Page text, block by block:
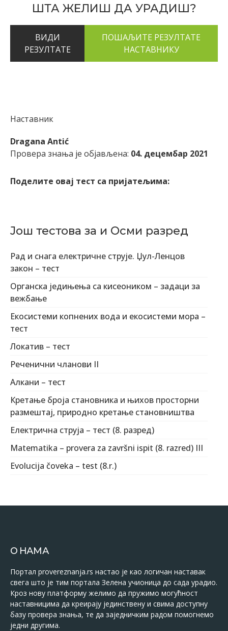
ШТА ЖЕЛИШ ДА УРАДИШ?
ВИДИ
РЕЗУЛТАТЕ
Наставник
Dragana Antić
Провера знања је објављена: 04. децембар 2021
Поделите овај тест са пријатељима:
Још тестова за и Осми разред
Рад и снага електричне струје. Џул-Ленцов
закон – тест
Органска једињења са кисеоником – задаци за
вежбање
Екосистеми копнених вода и екосистеми мора –
тест
Локатив – тест
Реченични чланови II
Алкани – тест
Кретање броја становника и њихов просторни
размештај, природно кретање становништва
Електрична струја – тест (8. разред)
Matematika – provera za završni ispit (8. razred) III
Evolucija čoveka – test (8.r.)
О НАМА
Портал provereznanja.rs настао је као логичан наставак
свега што је тим портала Зелена учионица до сада урадио.
Кроз нову платформу желимо да пружимо могућност
наставницима да креирају јединствену и свима доступну
базу провера знања, те да заједничким радом помогнемо
једни другима.